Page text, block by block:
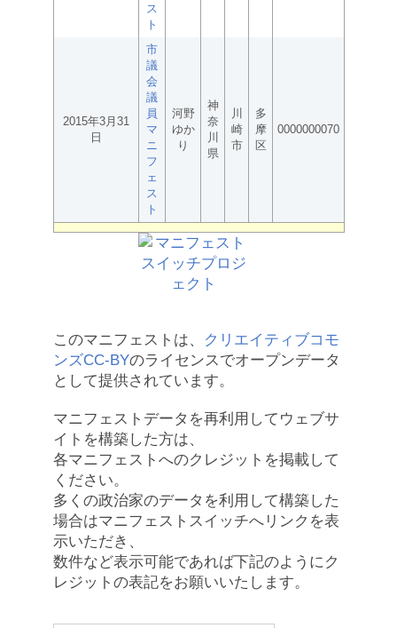
ス
ト
2015年3月31
日
市
議
会
議
員
マ
ニ
フ
ェ
ス
ト
河野
ゆか
り
神
奈
川
県
川
崎
市
多
摩
区
0000000070
このマニフェストは、
クリエイティブコモ
ンズCC-BYのライセンスでオープンデータ
として提供されています。
マニフェストデータを再利用してウェブサ
イトを構築した方は、
各マニフェストへのクレジットを掲載して
ください。
多くの政治家のデータを利用して構築した
場合はマニフェストスイッチへリンクを表
示いただき、
数件など表示可能であれば下記のようにク
レジットの表記をお願いいたします。